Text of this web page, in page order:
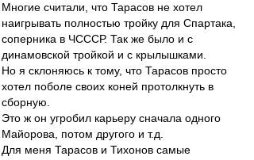
Многие считали, что Тарасов не хотел
наигрывать полностью тройку для Спартака,
соперника в ЧСССР. Так же было и с
динамовской тройкой и с крылышками.
Но я склоняюсь к тому, что Тарасов просто
хотел поболе своих коней протолкнуть в
сборную.
Это ж он угробил карьеру сначала одного
Майорова, потом другого и т.д.
Для меня Тарасов и Тихонов самые